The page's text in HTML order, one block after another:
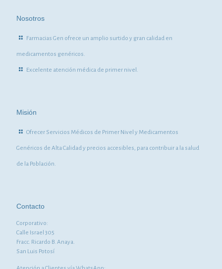
Nosotros
Farmacias Gen ofrece un amplio surtido y gran calidad en
medicamentos genéricos.
Excelente atención médica de primer nivel.
Misión
Ofrecer Servicios Médicos de Primer Nivel y Medicamentos
Genéricos de Alta Calidad y precios accesibles, para contribuir a la salud
de la Población.
Contacto
Corporativo:
Calle Israel 305
Fracc. Ricardo B. Anaya.
San Luis Potosí